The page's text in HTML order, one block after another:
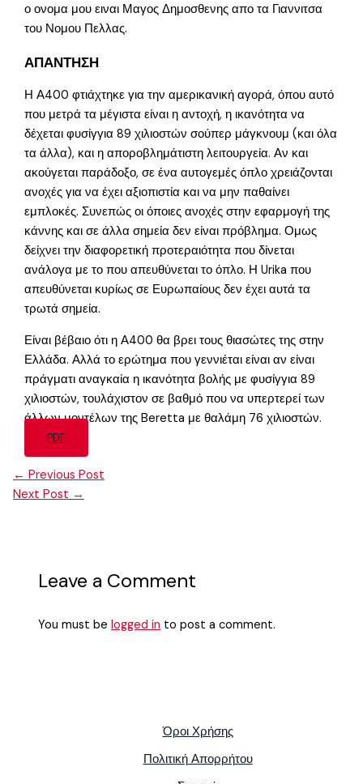
ο ονομα μου ειναι Μαγος Δημοσθενης απο τα Γιαννιτσα
του Νομου Πελλας.
ΑΠΑΝΤΗΣΗ
Η Α400 φτιάχτηκε για την αμερικανική αγορά, όπου αυτό
που μετρά τα μέγιστα είναι η αντοχή, η ικανότητα να
δέχεται φυσίγγια 89 χιλιοστών σούπερ μάγκνουμ (και όλα
τα άλλα), και η αποροβλημάτιστη λειτουργεία. Αν και
ακούγεται παράδοξο, σε ένα αυτογεμές όπλο χρειάζονται
ανοχές για να έχει αξιοπιστία και να μην παθαίνει
εμπλοκές. Συνεπώς οι όποιες ανοχές στην εφαρμογή της
κάννης και σε άλλα σημεία δεν είναι πρόβλημα. Ομως
δείχνει την διαφορετική προτεραιότητα που δίνεται
ανάλογα με το που απευθύνεται το όπλο. Η Urika που
απευθύνεται κυρίως σε Ευρωπαίους δεν έχει αυτά τα
τρωτά σημεία.
Είναι βέβαιο ότι η Α400 θα βρει τους θιασώτες της στην
Ελλάδα. Αλλά το ερώτημα που γεννιέται είναι αν είναι
πράγματι αναγκαία η ικανότητα βολής με φυσίγγια 89
χιλιοστών, τουλάχιστον σε βαθμό που να υπερτερεί των
άλλων μοντέλων της Beretta με θαλάμη 76 χιλιοστών.
PDF
← Previous Post
Next Post →
Leave a Comment
You must belogged in to post a comment.
Όροι Χρήσης
Πολιτική Απορρήτου